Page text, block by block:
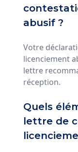
abusif ?
Votre
licenciement
lettre
réception.
Quels
lettre de